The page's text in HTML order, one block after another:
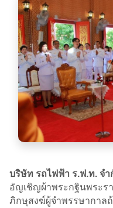
บริษัท รถไฟฟ้า ร.ฟ.ท. จำ
อัญเชิญผ้าพระกฐินพระร
ภิกษุสงฆ์ผู้จำพรรษากาล